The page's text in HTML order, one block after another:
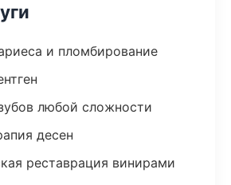
и пломбирование
любой сложности
десен
реставрация винирами